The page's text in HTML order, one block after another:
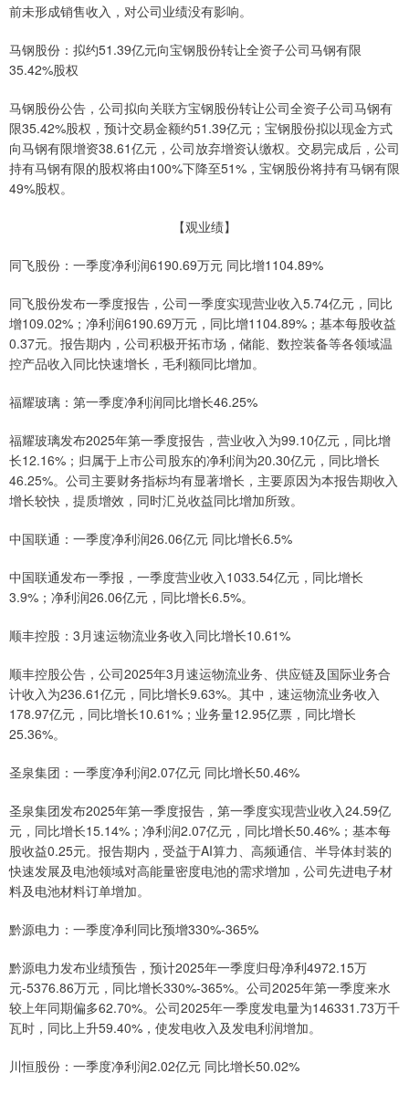
前未形成销售收入，对公司业绩没有影响。
马钢股份：拟约51.39亿元向宝钢股份转让全资子公司马钢有限
35.42%股权
马钢股份公告，公司拟向关联方宝钢股份转让公司全资子公司马钢有
限35.42%股权，预计交易金额约51.39亿元；宝钢股份拟以现金方式
向马钢有限增资38.61亿元，公司放弃增资认缴权。交易完成后，公司
持有马钢有限的股权将由100%下降至51%，宝钢股份将持有马钢有限
49%股权。
【观业绩】
同飞股份：一季度净利润6190.69万元 同比增1104.89%
同飞股份发布一季度报告，公司一季度实现营业收入5.74亿元，同比
增109.02%；净利润6190.69万元，同比增1104.89%；基本每股收益
0.37元。报告期内，公司积极开拓市场，储能、数控装备等各领域温
控产品收入同比快速增长，毛利额同比增加。
福耀玻璃：第一季度净利润同比增长46.25%
福耀玻璃发布2025年第一季度报告，营业收入为99.10亿元，同比增
长12.16%；归属于上市公司股东的净利润为20.30亿元，同比增长
46.25%。公司主要财务指标均有显著增长，主要原因为本报告期收入
增长较快，提质增效，同时汇兑收益同比增加所致。
中国联通：一季度净利润26.06亿元 同比增长6.5%
中国联通发布一季报，一季度营业收入1033.54亿元，同比增长
3.9%；净利润26.06亿元，同比增长6.5%。
顺丰控股：3月速运物流业务收入同比增长10.61%
顺丰控股公告，公司2025年3月速运物流业务、供应链及国际业务合
计收入为236.61亿元，同比增长9.63%。其中，速运物流业务收入
178.97亿元，同比增长10.61%；业务量12.95亿票，同比增长
25.36%。
圣泉集团：一季度净利润2.07亿元 同比增长50.46%
圣泉集团发布2025年第一季度报告，第一季度实现营业收入24.59亿
元，同比增长15.14%；净利润2.07亿元，同比增长50.46%；基本每
股收益0.25元。报告期内，受益于AI算力、高频通信、半导体封装的
快速发展及电池领域对高能量密度电池的需求增加，公司先进电子材
料及电池材料订单增加。
黔源电力：一季度净利同比预增330%-365%
黔源电力发布业绩预告，预计2025年一季度归母净利4972.15万
元-5376.86万元，同比增长330%-365%。公司2025年第一季度来水
较上年同期偏多62.70%。公司2025年一季度发电量为146331.73万千
瓦时，同比上升59.40%，使发电收入及发电利润增加。
川恒股份：一季度净利润2.02亿元 同比增长50.02%